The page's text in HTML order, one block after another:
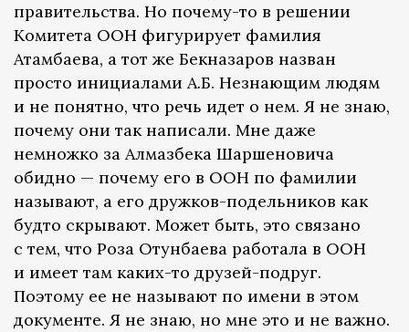
правительства. Но почему-то в решении
Комитета ООН фигурирует фамилия
Атамбаева, а тот же Бекназаров назван
просто инициалами А.Б. Незнающим людям
и не понятно, что речь идет о нем. Я не знаю,
почему они так написали. Мне даже
немножко за Алмазбека Шаршеновича
обидно — почему его в ООН по фамилии
называют, а его дружков-подельников как
будто скрывают. Может быть, это связано
с тем, что Роза Отунбаева работала в ООН
и имеет там каких-то друзей-подруг.
Поэтому ее не называют по имени в этом
документе. Я не знаю, но мне это и не важно.